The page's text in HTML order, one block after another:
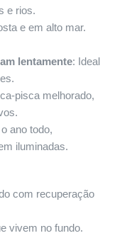
e rios.
e em alto mar.
lentamente: Ideal
pisca melhorado,
ano todo,
iluminadas.
com recuperação
vivem no fundo.